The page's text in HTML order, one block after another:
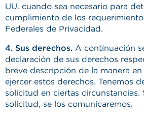
UU. cuando sea necesario para
cumplimiento de los
Federales de Privacidad.
4. Sus derechos. A continuación
declaración de sus derechos
breve descripción de la manera
ejercer estos derechos. Tenemos
solicitud en ciertas circunstancias.
solicitud, se los comunicaremos.